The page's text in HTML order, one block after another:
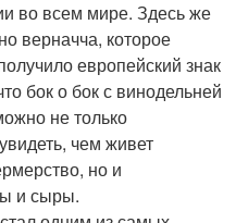
во всем мире. Здесь же
верначча, которое
европейский знак
бок о бок с винодельней
не только
чем живет
но и
и сыры.